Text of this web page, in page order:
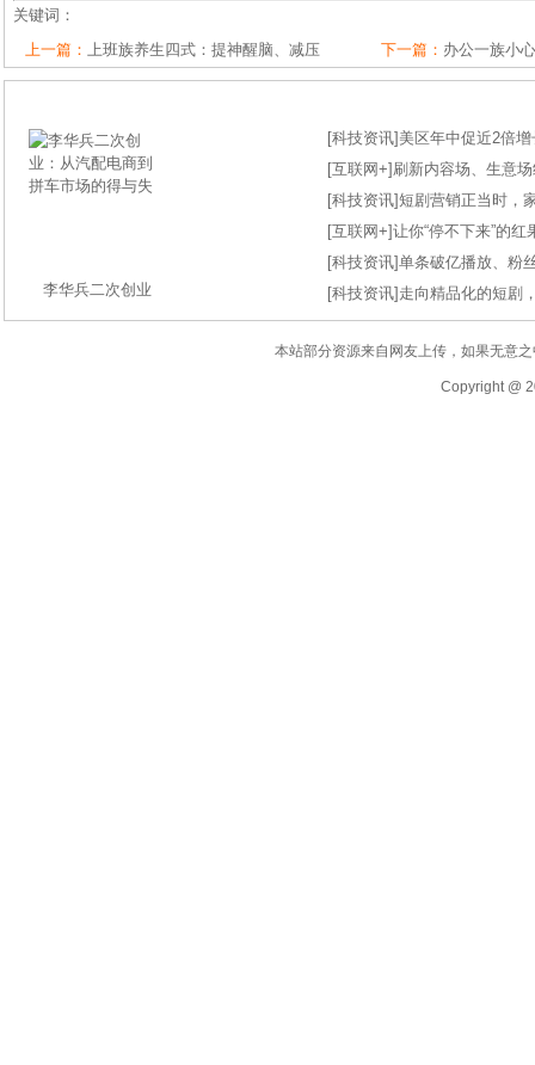
关键词：
上一篇： 上班族养生四式：提神醒脑、减压 下一篇： 办公一族小
李华兵二次创业
[科技资讯] 美区年中促近2倍
[互联网+] 刷新内容场、生意
[科技资讯]短剧营销正当时，
[互联网+]让你“停不下来”的
[科技资讯]单条破亿播放、粉
[科技资讯] 走向精品化的短剧
本站部分资源来自网友上传，如果无意
Copyright @